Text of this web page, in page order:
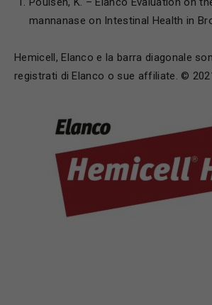
mannanase on Intestinal Health in
Hemicell, Elanco e la barra diagonale
registrati di Elanco o sue affiliate. ©